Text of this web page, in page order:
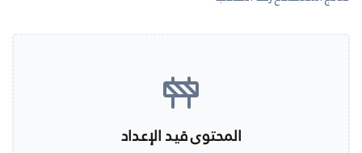
المحتوى قيد الإعداد